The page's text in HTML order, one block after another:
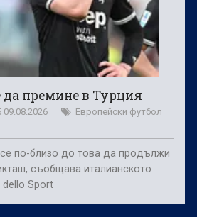
премине в Турция
09.08.2026 Европейски футбол
по-близо до това да продължи
съобщава италианското
dello Sport